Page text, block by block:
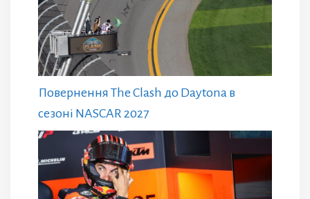
Повернення The Clash до Daytona в
сезоні NASCAR 2027